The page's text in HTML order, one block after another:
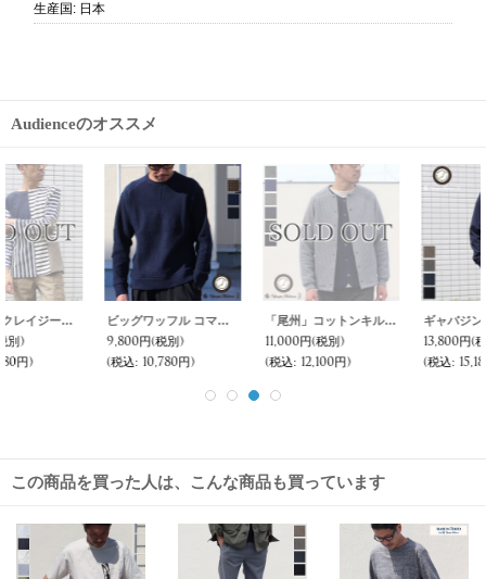
生産国 : 日本
Audienceのオススメ
ギャバジンストレッチ コーチジャケット【MADE IN JAPAN】 『日本製』【送料無料】 / Upscape Audience
13,800円
(税込
ボンバーヒート爆暖裏起毛ノーカラースナップジャケット【MADE IN JAPAN】『日本製 / Upscape Audience
9,800円
(税込
【RE PRICE / 価格改定】ギャバジンストレッチG9ジャケット【MADE IN JAPAN】『日本製』/ Upscape Audience
8,000円
(税込
この商品を買った人は、こんな商品も買っています